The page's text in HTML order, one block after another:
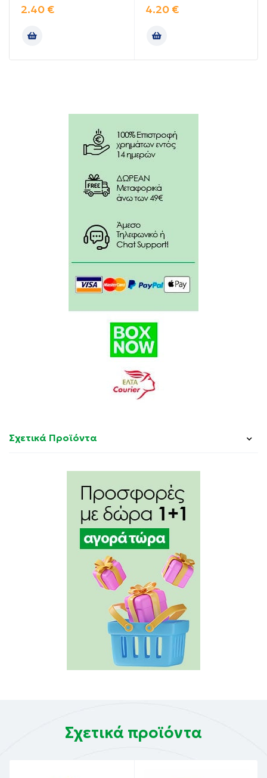
Το βούρτσισμα πρέπει να γίνεται με κατεύθυνση
2.40 € 4.20 €
Σχετικά Προϊόντα
Σχετικά προϊόντα